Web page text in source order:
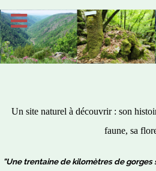
Un site naturel à découvrir : son
faune, sa
"Une trentaine de kilomètres de gorges